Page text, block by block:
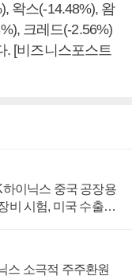
왁스(-14.48%), 왐
크레드(-2.56%)
. [비즈니스포스트
이닉스 중국 공장용
비 시험, 미국 수출통
스 소극적 주주환원